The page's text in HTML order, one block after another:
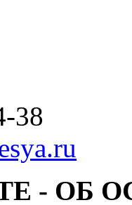
38
- ОБ